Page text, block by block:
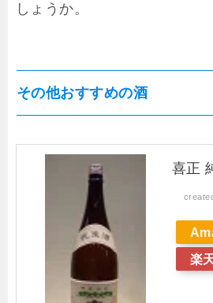
しょうか。
その他おすすめの酒
喜正
楽